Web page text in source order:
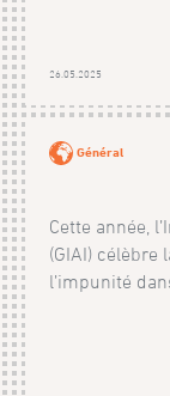
26.05.2025
Général
Cette année,
(GIAI) célèbre
l’impunité